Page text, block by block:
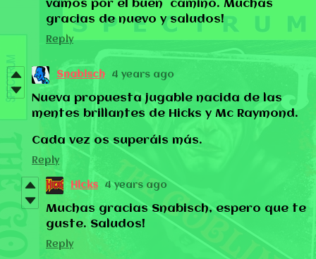
vamos por el buen camino. Muchas
gracias de nuevo y saludos!
Reply
Snabisch 4 years ago
Nueva propuesta jugable nacida de las
mentes brillantes de Hicks y Mc Raymond.
Cada vez os superáis más.
Reply
Hicks 4 years ago
Muchas gracias Snabisch, espero que te
guste. Saludos!
Reply